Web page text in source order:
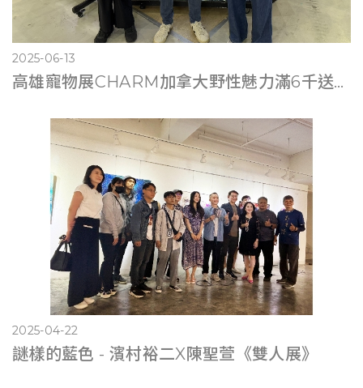
2025-06-13
高雄寵物展CHARM加拿大野性魅力滿6千送遊艇體驗
2025-04-22
謎樣的藍色 - 濱村裕二X陳聖萱《雙人展》